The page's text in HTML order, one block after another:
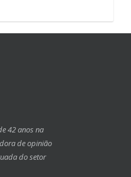
42 anos na
de opinião
do setor